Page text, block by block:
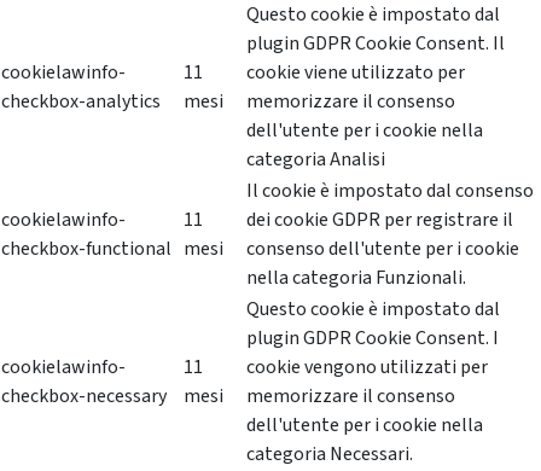
cookielawinfo-
checkbox-analytics
11
mesi
Questo cookie è impostato dal
plugin GDPR Cookie Consent. Il
cookie viene utilizzato per
memorizzare il consenso
dell'utente per i cookie nella
categoria Analisi
cookielawinfo-
checkbox-functional
11
mesi
Il cookie è impostato dal consenso
dei cookie GDPR per registrare il
consenso dell'utente per i cookie
nella categoria Funzionali.
cookielawinfo-
checkbox-necessary
11
mesi
Questo cookie è impostato dal
plugin GDPR Cookie Consent. I
cookie vengono utilizzati per
memorizzare il consenso
dell'utente per i cookie nella
categoria Necessari.